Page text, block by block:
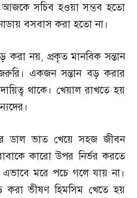
আজকে সচিব হওয়া সম্ভব হতো
বসবাস করা হতো না।
করা নয়, প্রকৃত মানবিক সন্তান
একজন সন্তান বড় করার
থাকে। খেয়াল রাখতে হয়
ডাল ভাত খেয়ে সহজ জীবন
কারো উপর নির্ভর করতে
এভাবে মরে পচে গলে যায় না।
করা ভীষণ হিমসিম খেতে হয়